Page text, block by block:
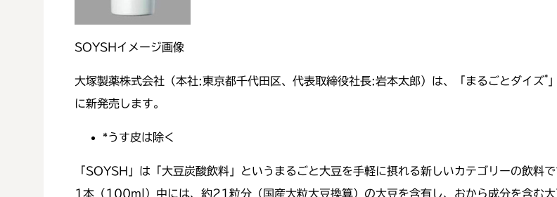
SOYSHイメージ画像
大塚製薬株式会社（本社:東京都千代田区、代表取締役社長:岩本太郎）は、「まるごとダイズ*
に新発売します。
*うす皮は除く
「SOYSH」は「大豆炭酸飲料」というまるごと大豆を手軽に摂れる新しいカテゴリーの飲料で
1本（100ml）中には、約21粒分（国産大粒大豆換算）の大豆を含有し、おから成分を含む